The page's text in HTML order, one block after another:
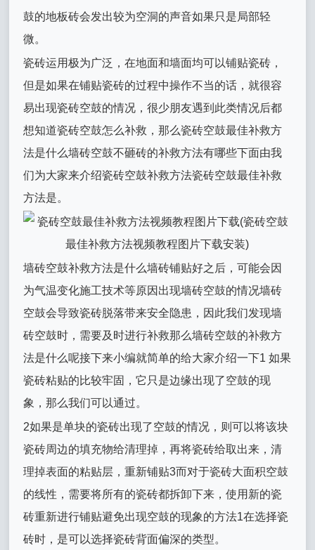
鼓的地板砖会发出较为空洞的声音如果只是局部轻
微。
瓷砖运用极为广泛，在地面和墙面均可以铺贴瓷砖，
但是如果在铺贴瓷砖的过程中操作不当的话，就很容
易出现瓷砖空鼓的情况，很少朋友遇到此类情况后都
想知道瓷砖空鼓怎么补救，那么瓷砖空鼓最佳补救方
法是什么墙砖空鼓不砸砖的补救方法有哪些下面由我
们为大家来介绍瓷砖空鼓补救方法瓷砖空鼓最佳补救
方法是。
墙砖空鼓补救方法是什么墙砖铺贴好之后，可能会因
为气温变化施工技术等原因出现墙砖空鼓的情况墙砖
空鼓会导致瓷砖脱落带来安全隐患，因此我们发现墙
砖空鼓时，需要及时进行补救那么墙砖空鼓的补救方
法是什么呢接下来小编就简单的给大家介绍一下1 如果
瓷砖粘贴的比较牢固，它只是边缘出现了空鼓的现
象，那么我们可以通过。
2如果是单块的瓷砖出现了空鼓的情况，则可以将该块
瓷砖周边的填充物给清理掉，再将瓷砖给取出来，清
理掉表面的粘贴层，重新铺贴3而对于瓷砖大面积空鼓
的线性，需要将所有的瓷砖都拆卸下来，使用新的瓷
砖重新进行铺贴避免出现空鼓的现象的方法1在选择瓷
砖时，是可以选择瓷砖背面偏深的类型。